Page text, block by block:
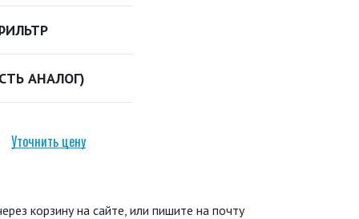
АНАЛОГ)
Уточнить цену
корзину на сайте, или пишите на почту